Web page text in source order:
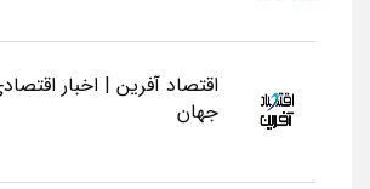
اقتصاد آفرین | اخبار
جهان